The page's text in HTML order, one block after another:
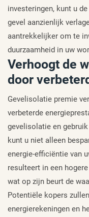
investeringen, kunt u
gevel aanzienlijk
aantrekkelijker om te
duurzaamheid in uw
Verhoogt de
door
Gevelisolatie premie
verbeterde
gevelisolatie en
kunt u niet alleen
energie-efficiëntie van
resulteert in een
wat op zijn beurt de
Potentiële kopers
energierekeningen en